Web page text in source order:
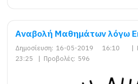
Αναβολή Μαθημάτων λόγω
Δημοσίευση: 16-05-2019 16:10 |
23:25
| Προβολές: 596